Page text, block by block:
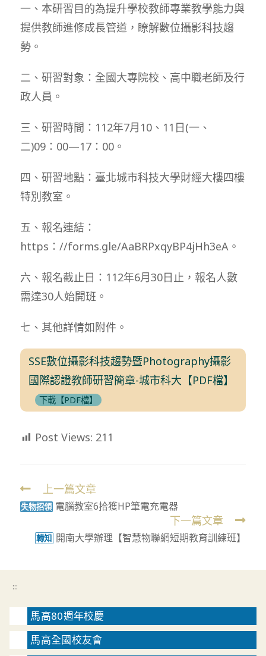
一、本研習目的為提升學校教師專業教學能力與
提供教師進修成長管道，瞭解數位攝影科技趨
勢。
二、研習對象：全國大專院校、高中職老師及行
政人員。
三、研習時間：112年7月10、11日(一、
二)09：00—17：00。
四、研習地點：臺北城市科技大學財經大樓四樓
特別教室。
五、報名連結：
https：//forms.gle/AaBRPxqyBP4jHh3eA。
六、報名截止日：112年6月30日止，報名人數
需達30人始開班。
七、其他詳情如附件。
SSE數位攝影科技趨勢暨Photography攝影
國際認證教師研習簡章-城市科大【PDF檔】
下載【PDF檔】
Post Views: 211
Read
more
上一篇文章
失物招領 電腦教室6拾獲HP筆電充電器
下一篇文章
轉知 開南大學辦理【智慧物聯網短期教育訓練班】
:::
馬高80週年校慶
馬高全國校友會